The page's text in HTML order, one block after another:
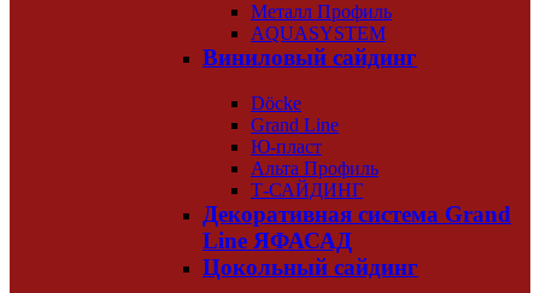
Металл Профиль
AQUASYSTEM
Виниловый сайдинг
Döcke
Grand Line
Ю-пласт
Альта Профиль
Т-САЙДИНГ
Декоративная система Grand
Line ЯФАСАД
Цокольный сайдинг